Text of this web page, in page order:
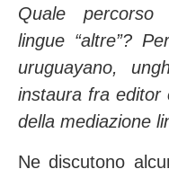
Quale percorso
lingue “altre”?
uruguayano,
instaura fra editor
della mediazione
Ne discutono